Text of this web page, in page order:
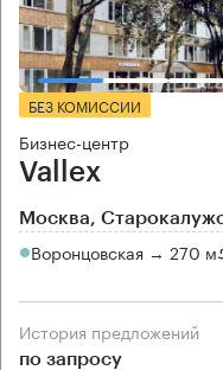
БЕЗ КОМИССИИ
Бизнес-центр
Vallex
Москва,
Воронцовская → 270 м
История предложений
по запросу